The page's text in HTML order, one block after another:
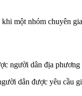
một nhóm chuyên
người dân địa phương
dân được yêu cầu